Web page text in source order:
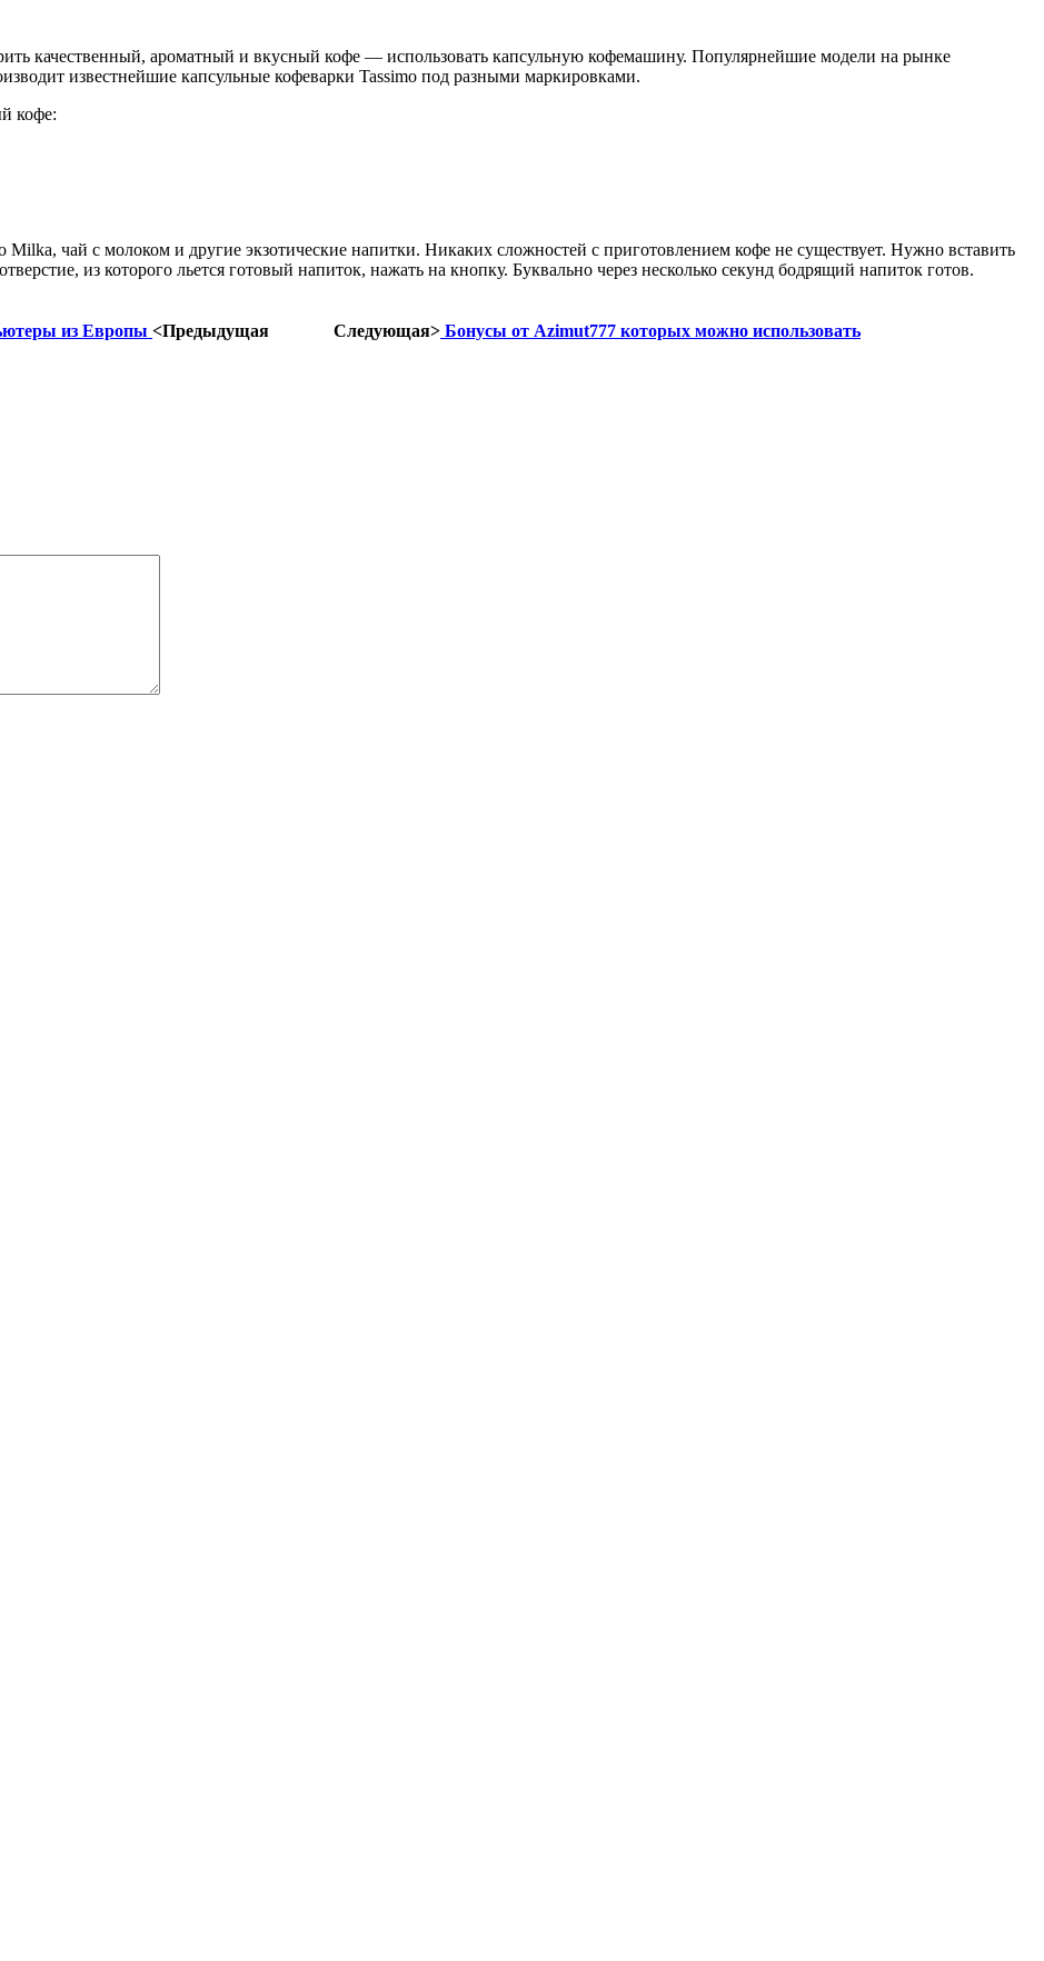
качественный, ароматный и вкусный кофе — использовать капсульную кофемашину. Популярнейшие модели на рынке
известнейшие капсульные кофеварки Tassimo под разными маркировками.
кофе:
чай с молоком и другие экзотические напитки. Никаких сложностей с приготовлением кофе не существует. Нужно вставить
из которого льется готовый напиток, нажать на кнопку. Буквально через несколько секунд бодрящий напиток готов.
из Европы <Предыдущая Следующая> Бонусы от Azimut777 которых можно использовать